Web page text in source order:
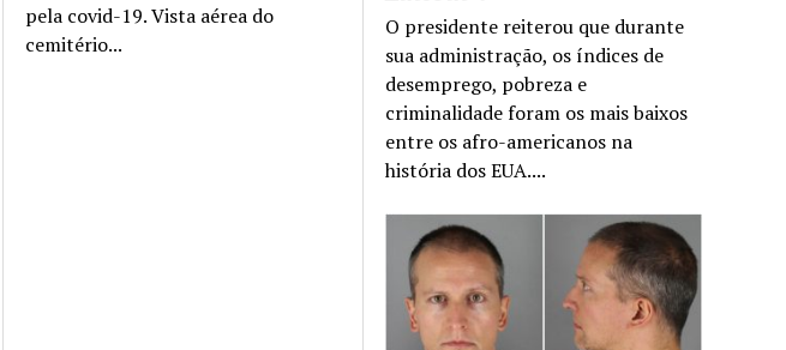
O presidente reiterou que durante
sua administração, os índices de
desemprego, pobreza e
criminalidade foram os mais baixos
entre os afro-americanos na
história dos EUA....
pela covid-19. Vista aérea do
cemitério...